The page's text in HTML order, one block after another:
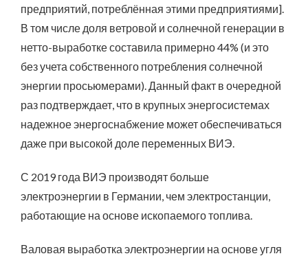
предприятий, потреблённая этими предприятиями].
В том числе доля ветровой и солнечной генерации в
нетто-выработке составила примерно 44% (и это
без учета собственного потребления солнечной
энергии просьюмерами). Данный факт в очередной
раз подтверждает, что в крупных энергосистемах
надежное энергоснабжение может обеспечиваться
даже при высокой доле переменных ВИЭ.
С 2019 года ВИЭ производят больше
электроэнергии в Германии, чем электростанции,
работающие на основе ископаемого топлива.
Валовая выработка электроэнергии на основе угля